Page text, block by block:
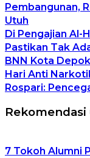
Pembangunan,
Utuh
Di Pengajian Al-
Pastikan Tak
BNN Kota
Hari Anti
Rospari:
7 Tokoh Alumni